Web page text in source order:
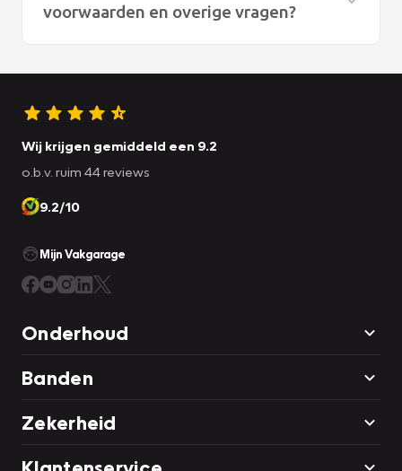
voorwaarden en overige vragen?
Onze algemene voorwaarden vindt uhier
Wij krijgen gemiddeld een 9.2
o.b.v. ruim 44 reviews
9.2/10
Mijn Vakgarage
Onderhoud
Banden
Zekerheid